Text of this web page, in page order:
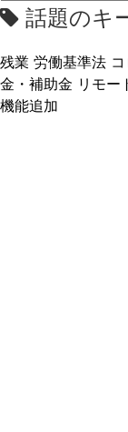
話題のキ
残業 労働基準法
金・補助金 リモー
機能追加